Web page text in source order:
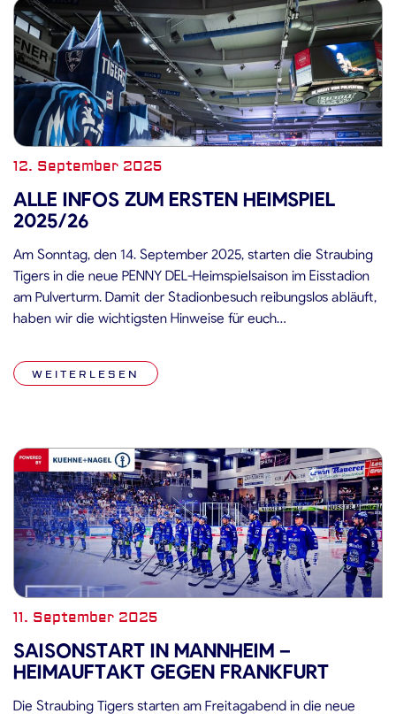
12. September 2025
ALLE INFOS ZUM ERSTEN HEIMSPIEL
2025/26
Am Sonntag, den 14. September 2025, starten die Straubing
Tigers in die neue PENNY DEL-Heimspielsaison im Eisstadion
am Pulverturm. Damit der Stadionbesuch reibungslos abläuft,
haben wir die wichtigsten Hinweise für euch
Kassenregelung: Tickets:Vereinzelte Sitz- und
Stehplatztickets sind noch im Online-Ticketshop verfügbar.
WEITERLESEN
11. September 2025
SAISONSTART IN MANNHEIM –
HEIMAUFTAKT GEGEN FRANKFURT
Die Straubing Tigers starten am Freitagabend in die neue